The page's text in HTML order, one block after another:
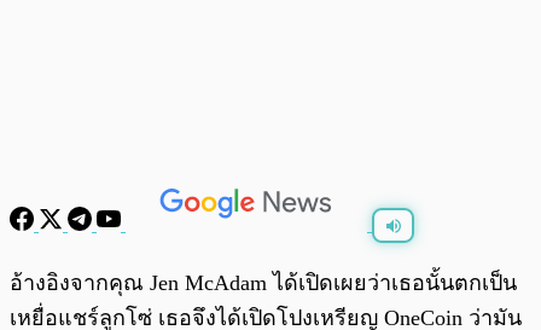
0:00/
อ้างอิงจากคุณ Jen McAdam ได้เปิดเผยว่าเธอนั้นตกเป็น
เหยื่อแชร์ลูกโซ่ เธอจึงได้เปิดโปงเหรียญ OneCoin ว่ามัน